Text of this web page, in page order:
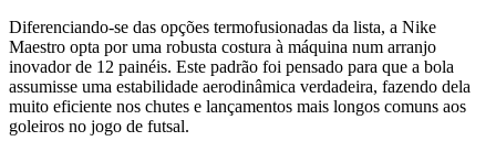
Diferenciando-se das opções termofusionadas da lista, a Nike
Maestro opta por uma robusta costura à máquina num arranjo
inovador de 12 painéis. Este padrão foi pensado para que a bola
assumisse uma estabilidade aerodinâmica verdadeira, fazendo dela
muito eficiente nos chutes e lançamentos mais longos comuns aos
goleiros no jogo de futsal.